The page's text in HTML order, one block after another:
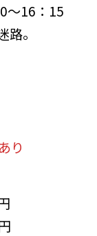
16：15
。
り